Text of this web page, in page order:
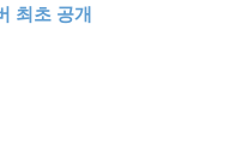
최초 공개